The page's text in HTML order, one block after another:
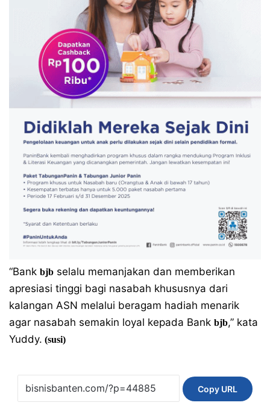
“Bank bjb selalu memanjakan dan memberikan
apresiasi tinggi bagi nasabah khususnya dari
kalangan ASN melalui beragam hadiah menarik
agar nasabah semakin loyal kepada Bank bjb,” kata
Yuddy. (susi)
Copy URL